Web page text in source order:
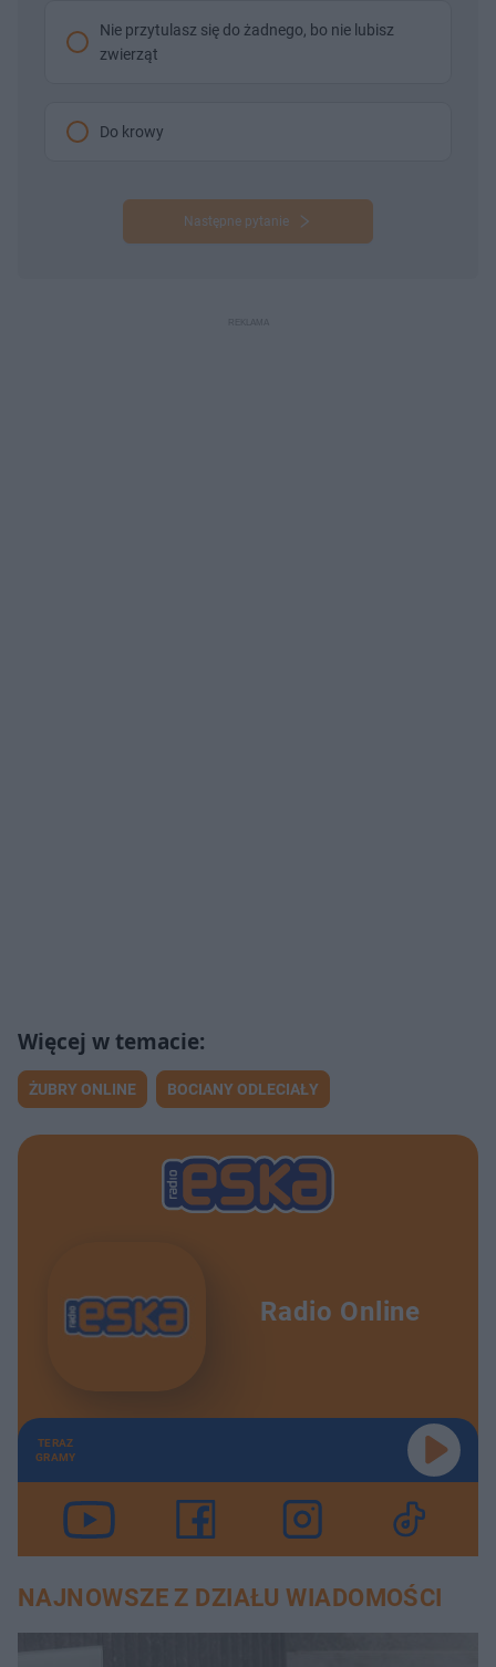
Nie przytulasz się do żadnego, bo nie lubisz
zwierząt
Do krowy
Następne pytanie
ŻUBRY ONLINE BOCIANY ODLECIAŁY
Radio Online
TERAZ
GRAMY
NAJNOWSZE Z DZIAŁU WIADOMOŚCI